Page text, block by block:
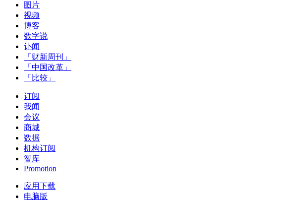
图片
视频
博客
数字说
讣闻
「财新周刊」
「中国改革」
「比较」
订阅
我闻
会议
商城
数据
机构订阅
智库
Promotion
应用下载
电脑版